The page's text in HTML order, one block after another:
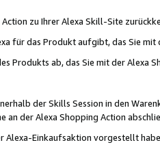
zu Ihrer Alexa Skill-Site
für das Produkt aufgibt, das Sie mit
Produkts ab, das Sie mit der Alexa
der Skills Session in den
an der Alexa Shopping Action
Einkaufsaktion vorgestellt